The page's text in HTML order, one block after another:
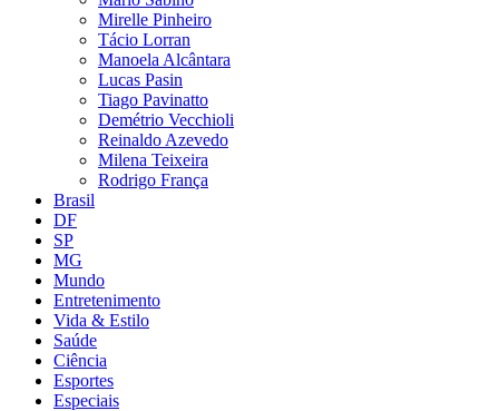
Mirelle Pinheiro
Tácio Lorran
Manoela Alcântara
Lucas Pasin
Tiago Pavinatto
Demétrio Vecchioli
Reinaldo Azevedo
Milena Teixeira
Rodrigo França
Brasil
DF
SP
MG
Mundo
Entretenimento
Vida & Estilo
Saúde
Ciência
Esportes
Especiais